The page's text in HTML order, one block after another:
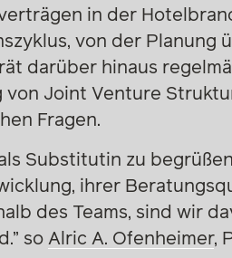
in der
von der Planung
darüber hinaus
von Joint Venture
Fragen.
Substitutin zu
ihrer
des Teams, sind wir
so Alric A. Ofenheimer,